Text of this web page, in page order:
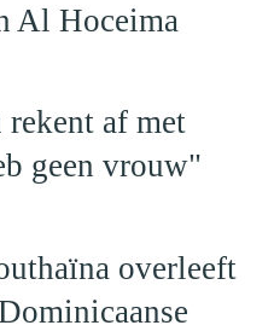
Al Hoceima
rekent af met
geen vrouw"
overleeft